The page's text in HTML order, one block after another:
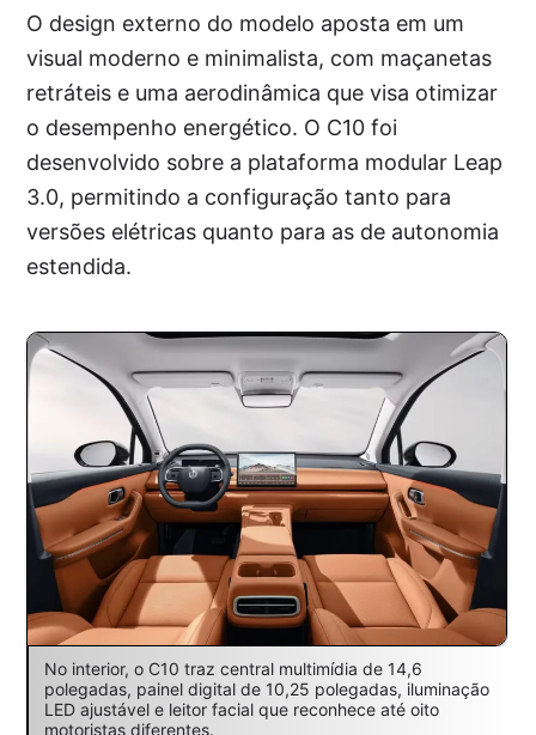
O design externo do modelo aposta em um
visual moderno e minimalista, com maçanetas
retráteis e uma aerodinâmica que visa otimizar
o desempenho energético. O C10 foi
desenvolvido sobre a plataforma modular Leap
3.0, permitindo a configuração tanto para
versões elétricas quanto para as de autonomia
estendida.
No interior, o C10 traz central multimídia de 14,6
polegadas, painel digital de 10,25 polegadas, iluminação
LED ajustável e leitor facial que reconhece até oito
motoristas diferentes.